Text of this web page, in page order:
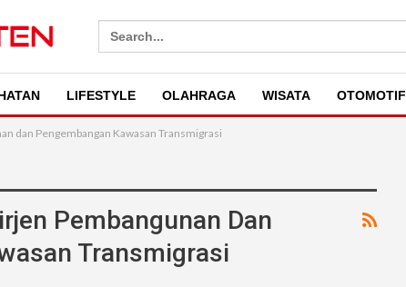
Search
for:
LIFESTYLE OLAHRAGA WISATA OTOMOTIF
dan Pengembangan Kawasan Transmigrasi
Pembangunan Dan
Transmigrasi